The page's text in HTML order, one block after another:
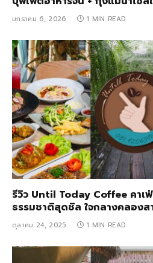
มกราคม 6, 2026 1 MIN READ
รีวิว Until Today Coffee คาเ
ธรรมชาติสุดชิล ใจกลางคลองส
ตุลาคม 24, 2025 1 MIN READ